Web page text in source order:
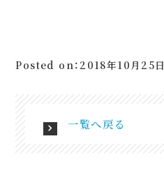
Posted on：2018年10月25日
一覧へ戻る